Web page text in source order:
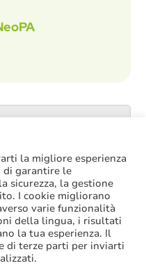
si registrano i
per investimenti
2025?
“Decreto PA”: molte
per gli enti locali
la migliore esperienza
di garantire le
sicurezza, la gestione
I cookie migliorano
varie funzionalità
della lingua, i risultati
la tua esperienza. Il
di terze parti per inviarti